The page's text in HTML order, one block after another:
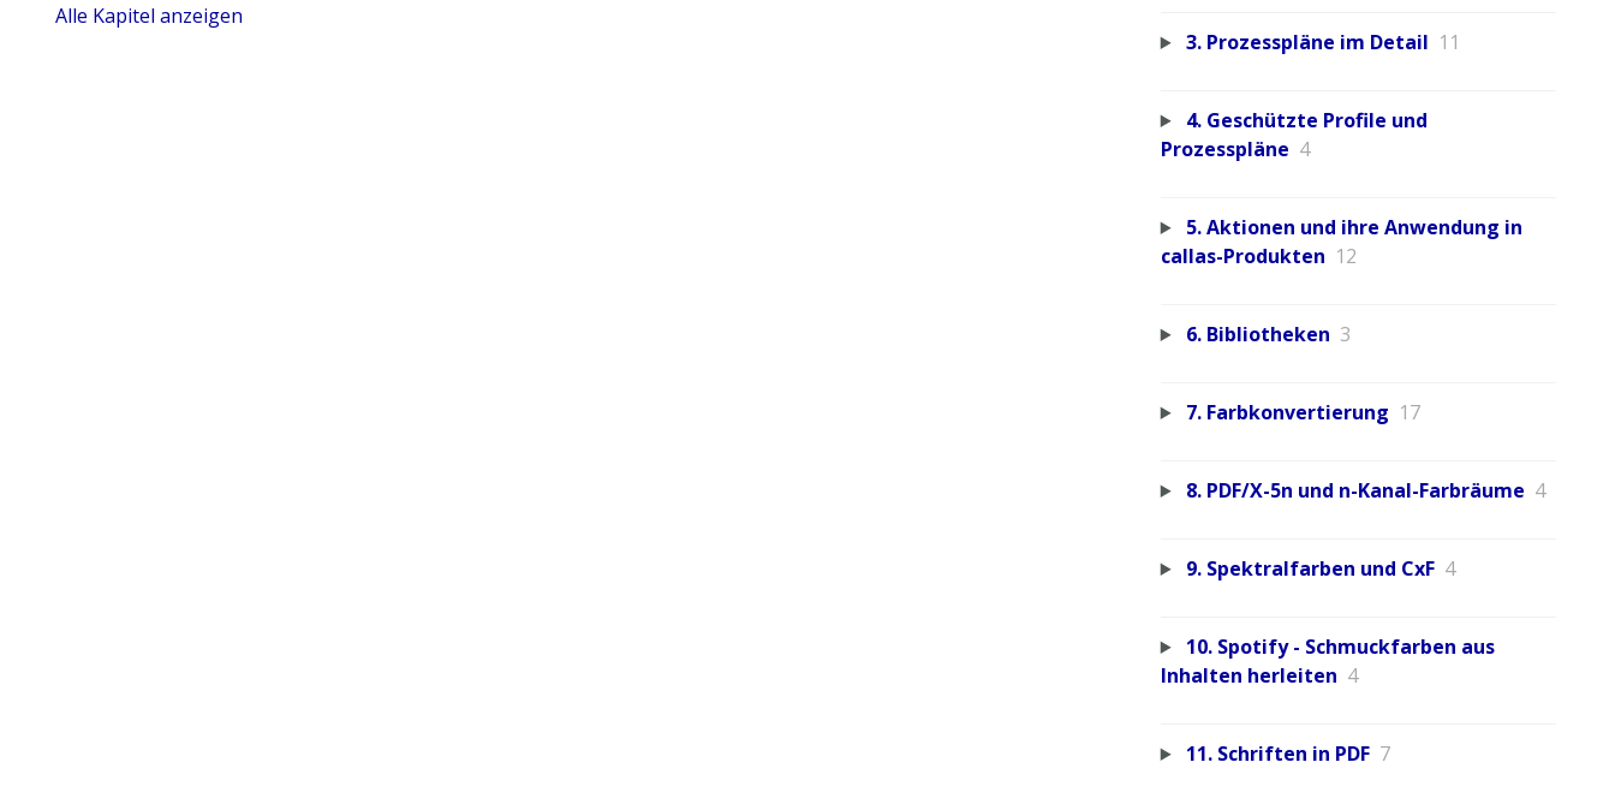
Alle Kapitel anzeigen
3. Prozesspläne im Detail 11
4. Geschützte Profile und
Prozesspläne 4
5. Aktionen und ihre Anwendung in
callas-Produkten 12
6. Bibliotheken 3
7. Farbkonvertierung 17
8. PDF/X-5n und n-Kanal-Farbräume 4
9. Spektralfarben und CxF 4
10. Spotify - Schmuckfarben aus
Inhalten herleiten 4
11. Schriften in PDF 7